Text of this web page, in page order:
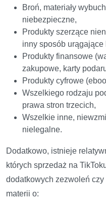
Broń, materiały
niebezpieczne,
Produkty szerzące
inny sposób
Produkty finansowe
zakupowe, karty
Produkty cyfrowe
Wszelkiego rodzaju
prawa stron trzecich,
Wszelkie inne,
nielegalne.
Dodatkowo, istnieje
których sprzedaż na
dodatkowych zezwoleń
materii o: